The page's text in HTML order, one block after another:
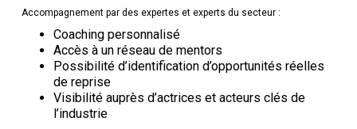
Accompagnement par des expertes et experts du secteur :
Coaching personnalisé
Accès à un réseau de mentors
Possibilité d’identification d’opportunités réelles
de reprise
Visibilité auprès d’actrices et acteurs clés de
l’industrie